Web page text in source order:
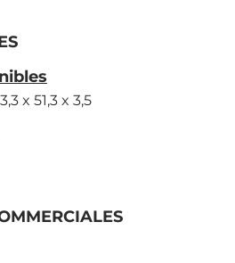
x 51,3 x 3,5